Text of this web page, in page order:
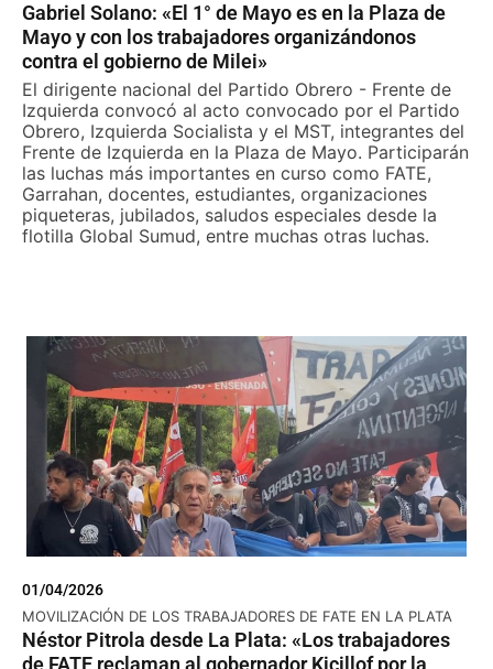
Gabriel Solano: «El 1° de Mayo es en la Plaza de
Mayo y con los trabajadores organizándonos
contra el gobierno de Milei»
El dirigente nacional del Partido Obrero - Frente de
Izquierda convocó al acto convocado por el Partido
Obrero, Izquierda Socialista y el MST, integrantes del
Frente de Izquierda en la Plaza de Mayo. Participarán
las luchas más importantes en curso como FATE,
Garrahan, docentes, estudiantes, organizaciones
piqueteras, jubilados, saludos especiales desde la
flotilla Global Sumud, entre muchas otras luchas.
01/04/2026
MOVILIZACIÓN DE LOS TRABAJADORES DE FATE EN LA PLATA
Néstor Pitrola desde La Plata: «Los trabajadores
de FATE reclaman al gobernador Kicillof por la